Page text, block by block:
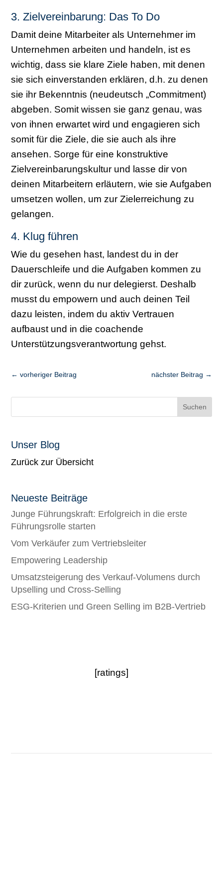
3. Zielvereinbarung: Das To Do
Damit deine Mitarbeiter als Unternehmer im
Unternehmen arbeiten und handeln, ist es
wichtig, dass sie klare Ziele haben, mit denen
sie sich einverstanden erklären, d.h. zu denen
sie ihr Bekenntnis (neudeutsch „Commitment)
abgeben. Somit wissen sie ganz genau, was
von ihnen erwartet wird und engagieren sich
somit für die Ziele, die sie auch als ihre
ansehen. Sorge für eine konstruktive
Zielvereinbarungskultur und lasse dir von
deinen Mitarbeitern erläutern, wie sie Aufgaben
umsetzen wollen, um zur Zielerreichung zu
gelangen.
4. Klug führen
Wie du gesehen hast, landest du in der
Dauerschleife und die Aufgaben kommen zu
dir zurück, wenn du nur delegierst. Deshalb
musst du empowern und auch deinen Teil
dazu leisten, indem du aktiv Vertrauen
aufbaust und in die coachende
Unterstützungsverantwortung gehst.
←vorheriger Beitrag nächster Beitrag →
Unser Blog
Zurück zur Übersicht
Neueste Beiträge
Junge Führungskraft: Erfolgreich in die erste
Führungsrolle starten
Vom Verkäufer zum Vertriebsleiter
Empowering Leadership
Umsatzsteigerung des Verkauf-Volumens durch
Upselling und Cross-Selling
ESG-Kriterien und Green Selling im B2B-Vertrieb
[ratings]